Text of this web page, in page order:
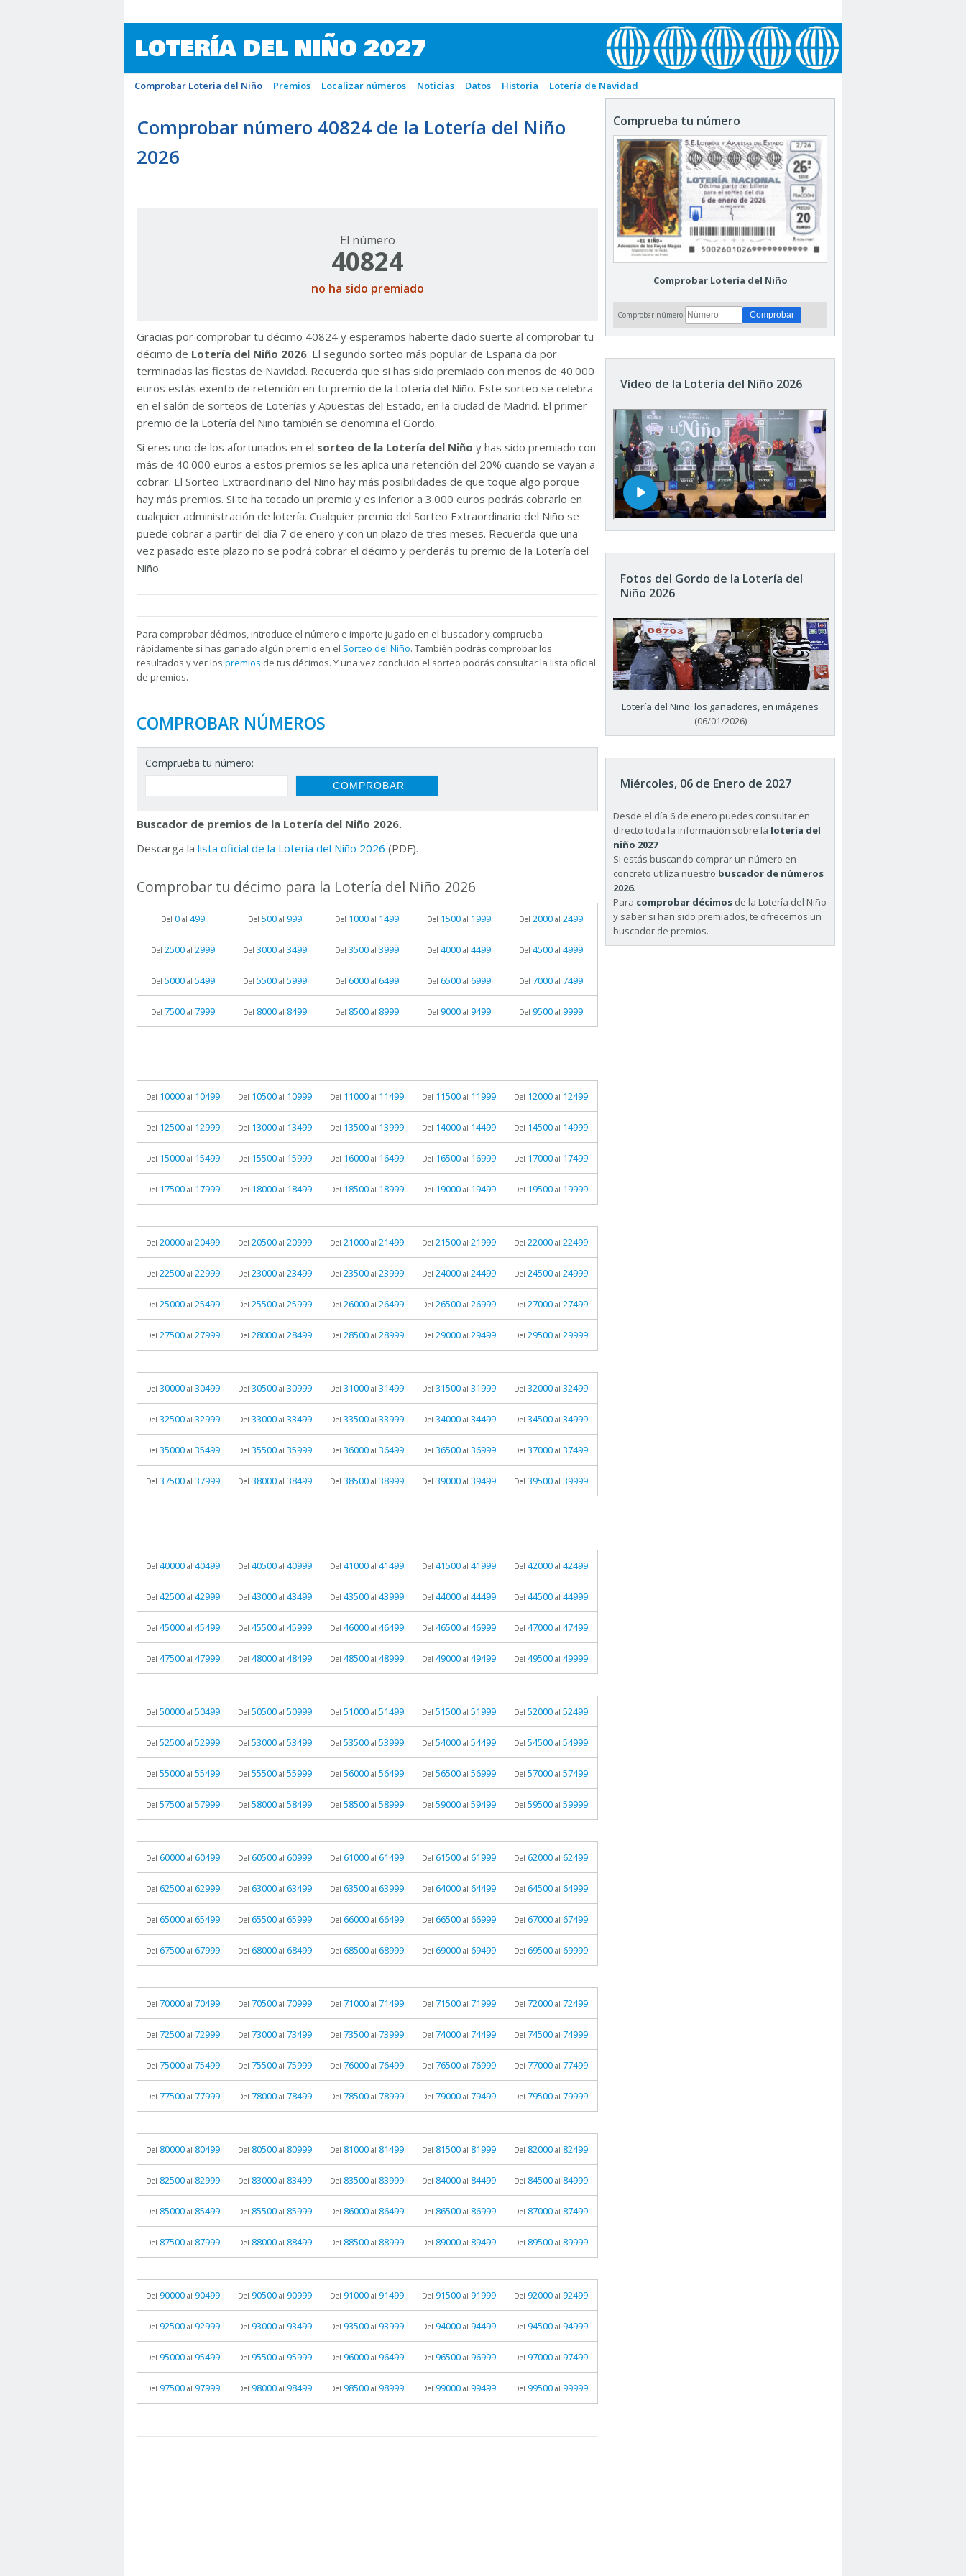
LOTERÍA DEL NIÑO 2027
Comprobar Loteria del Niño Premios Localizar números Noticias Datos Historia Lotería de Navidad
Comprobar número 40824 de la Lotería del Niño
2026
El número
40824
no ha sido premiado
Gracias por comprobar tu décimo 40824 y esperamos haberte dado suerte al comprobar tu
décimo de Lotería del Niño 2026. El segundo sorteo más popular de España da por
terminadas las fiestas de Navidad. Recuerda que si has sido premiado con menos de 40.000
euros estás exento de retención en tu premio de la Lotería del Niño. Este sorteo se celebra
en el salón de sorteos de Loterías y Apuestas del Estado, en la ciudad de Madrid. El primer
premio de la Lotería del Niño también se denomina el Gordo.
Si eres uno de los afortunados en el sorteo de la Lotería del Niño y has sido premiado con
más de 40.000 euros a estos premios se les aplica una retención del 20% cuando se vayan a
cobrar. El Sorteo Extraordinario del Niño hay más posibilidades de que toque algo porque
hay más premios. Si te ha tocado un premio y es inferior a 3.000 euros podrás cobrarlo en
cualquier administración de lotería. Cualquier premio del Sorteo Extraordinario del Niño se
puede cobrar a partir del día 7 de enero y con un plazo de tres meses. Recuerda que una
vez pasado este plazo no se podrá cobrar el décimo y perderás tu premio de la Lotería del
Niño.
Para comprobar décimos, introduce el número e importe jugado en el buscador y comprueba
rápidamente si has ganado algún premio en el Sorteo del Niño. También podrás comprobar los
resultados y ver los premios de tus décimos. Y una vez concluido el sorteo podrás consultar la lista oficial
de premios.
COMPROBAR NÚMEROS
Comprueba tu número:
Buscador de premios de la Lotería del Niño 2026.
Descarga la lista oficial de la Lotería del Niño 2026 (PDF).
Comprobar tu décimo para la Lotería del Niño 2026
Del 0 al 499 Del 500 al 999 Del 1000 al 1499 Del 1500 al 1999 Del 2000 al 2499
Del 2500 al 2999 Del 3000 al 3499 Del 3500 al 3999 Del 4000 al 4499 Del 4500 al 4999
Del 5000 al 5499 Del 5500 al 5999 Del 6000 al 6499 Del 6500 al 6999 Del 7000 al 7499
Del 7500 al 7999 Del 8000 al 8499 Del 8500 al 8999 Del 9000 al 9499 Del 9500 al 9999
Del 10000 al 10499 Del 10500 al 10999 Del 11000 al 11499 Del 11500 al 11999 Del 12000 al 12499
Del 12500 al 12999 Del 13000 al 13499 Del 13500 al 13999 Del 14000 al 14499 Del 14500 al 14999
Del 15000 al 15499 Del 15500 al 15999 Del 16000 al 16499 Del 16500 al 16999 Del 17000 al 17499
Del 17500 al 17999 Del 18000 al 18499 Del 18500 al 18999 Del 19000 al 19499 Del 19500 al 19999
Del 20000 al 20499 Del 20500 al 20999 Del 21000 al 21499 Del 21500 al 21999 Del 22000 al 22499
Del 22500 al 22999 Del 23000 al 23499 Del 23500 al 23999 Del 24000 al 24499 Del 24500 al 24999
Del 25000 al 25499 Del 25500 al 25999 Del 26000 al 26499 Del 26500 al 26999 Del 27000 al 27499
Del 27500 al 27999 Del 28000 al 28499 Del 28500 al 28999 Del 29000 al 29499 Del 29500 al 29999
Del 30000 al 30499 Del 30500 al 30999 Del 31000 al 31499 Del 31500 al 31999 Del 32000 al 32499
Del 32500 al 32999 Del 33000 al 33499 Del 33500 al 33999 Del 34000 al 34499 Del 34500 al 34999
Del 35000 al 35499 Del 35500 al 35999 Del 36000 al 36499 Del 36500 al 36999 Del 37000 al 37499
Del 37500 al 37999 Del 38000 al 38499 Del 38500 al 38999 Del 39000 al 39499 Del 39500 al 39999
Del 40000 al 40499 Del 40500 al 40999 Del 41000 al 41499 Del 41500 al 41999 Del 42000 al 42499
Del 42500 al 42999 Del 43000 al 43499 Del 43500 al 43999 Del 44000 al 44499 Del 44500 al 44999
Del 45000 al 45499 Del 45500 al 45999 Del 46000 al 46499 Del 46500 al 46999 Del 47000 al 47499
Del 47500 al 47999 Del 48000 al 48499 Del 48500 al 48999 Del 49000 al 49499 Del 49500 al 49999
Del 50000 al 50499 Del 50500 al 50999 Del 51000 al 51499 Del 51500 al 51999 Del 52000 al 52499
Del 52500 al 52999 Del 53000 al 53499 Del 53500 al 53999 Del 54000 al 54499 Del 54500 al 54999
Del 55000 al 55499 Del 55500 al 55999 Del 56000 al 56499 Del 56500 al 56999 Del 57000 al 57499
Del 57500 al 57999 Del 58000 al 58499 Del 58500 al 58999 Del 59000 al 59499 Del 59500 al 59999
Del 60000 al 60499 Del 60500 al 60999 Del 61000 al 61499 Del 61500 al 61999 Del 62000 al 62499
Del 62500 al 62999 Del 63000 al 63499 Del 63500 al 63999 Del 64000 al 64499 Del 64500 al 64999
Del 65000 al 65499 Del 65500 al 65999 Del 66000 al 66499 Del 66500 al 66999 Del 67000 al 67499
Del 67500 al 67999 Del 68000 al 68499 Del 68500 al 68999 Del 69000 al 69499 Del 69500 al 69999
Del 70000 al 70499 Del 70500 al 70999 Del 71000 al 71499 Del 71500 al 71999 Del 72000 al 72499
Del 72500 al 72999 Del 73000 al 73499 Del 73500 al 73999 Del 74000 al 74499 Del 74500 al 74999
Del 75000 al 75499 Del 75500 al 75999 Del 76000 al 76499 Del 76500 al 76999 Del 77000 al 77499
Del 77500 al 77999 Del 78000 al 78499 Del 78500 al 78999 Del 79000 al 79499 Del 79500 al 79999
Del 80000 al 80499 Del 80500 al 80999 Del 81000 al 81499 Del 81500 al 81999 Del 82000 al 82499
Del 82500 al 82999 Del 83000 al 83499 Del 83500 al 83999 Del 84000 al 84499 Del 84500 al 84999
Del 85000 al 85499 Del 85500 al 85999 Del 86000 al 86499 Del 86500 al 86999 Del 87000 al 87499
Del 87500 al 87999 Del 88000 al 88499 Del 88500 al 88999 Del 89000 al 89499 Del 89500 al 89999
Del 90000 al 90499 Del 90500 al 90999 Del 91000 al 91499 Del 91500 al 91999 Del 92000 al 92499
Del 92500 al 92999 Del 93000 al 93499 Del 93500 al 93999 Del 94000 al 94499 Del 94500 al 94999
Del 95000 al 95499 Del 95500 al 95999 Del 96000 al 96499 Del 96500 al 96999 Del 97000 al 97499
Del 97500 al 97999 Del 98000 al 98499 Del 98500 al 98999 Del 99000 al 99499 Del 99500 al 99999
Comprueba tu número
Comprobar Lotería del Niño
Comprobar número:
Vídeo de la Lotería del Niño 2026
Fotos del Gordo de la Lotería del
Niño 2026
Lotería del Niño: los ganadores, en imágenes
(06/01/2026)
Miércoles, 06 de Enero de 2027
Desde el día 6 de enero puedes consultar en
directo toda la información sobre la lotería del
niño 2027
Si estás buscando comprar un número en
concreto utiliza nuestro buscador de números
2026.
Para comprobar décimos de la Lotería del Niño
y saber si han sido premiados, te ofrecemos un
buscador de premios.